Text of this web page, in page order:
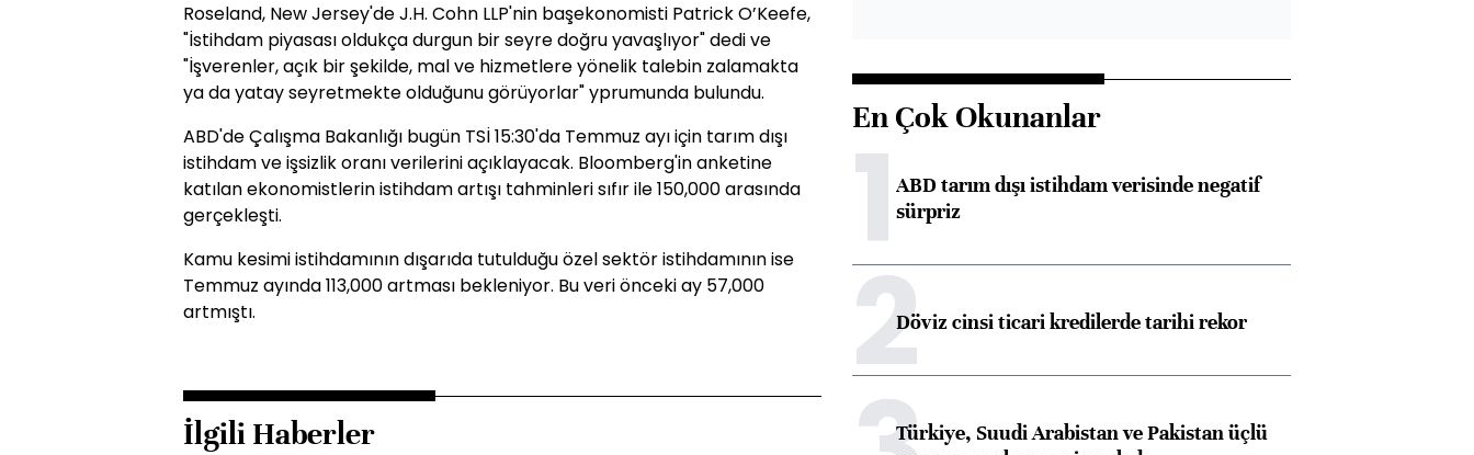
Roseland, New Jersey'de J.H. Cohn LLP'nin başekonomisti Patrick O’Keefe,
"İstihdam piyasası oldukça durgun bir seyre doğru yavaşlıyor" dedi ve
"İşverenler, açık bir şekilde, mal ve hizmetlere yönelik talebin zalamakta
ya da yatay seyretmekte olduğunu görüyorlar" yprumunda bulundu.
ABD'de Çalışma Bakanlığı bugün TSİ 15:30'da Temmuz ayı için tarım dışı
istihdam ve işsizlik oranı verilerini açıklayacak. Bloomberg'in anketine
katılan ekonomistlerin istihdam artışı tahminleri sıfır ile 150,000 arasında
gerçekleşti.
Kamu kesimi istihdamının dışarıda tutulduğu özel sektör istihdamının ise
Temmuz ayında 113,000 artması bekleniyor. Bu veri önceki ay 57,000
artmıştı.
İlgili Haberler
En Çok Okunanlar
1ABD tarım dışı istihdam verisinde negatif
sürpriz
2Döviz cinsi ticari kredilerde tarihi rekor
Türkiye, Suudi Arabistan ve Pakistan üçlü